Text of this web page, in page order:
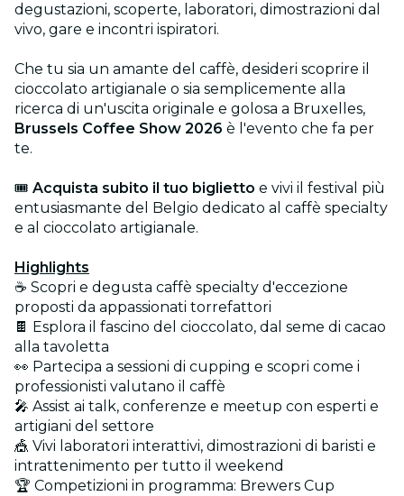
degustazioni, scoperte, laboratori, dimostrazioni dal
vivo, gare e incontri ispiratori.
Che tu sia un amante del caffè, desideri scoprire il
cioccolato artigianale o sia semplicemente alla
ricerca di un'uscita originale e golosa a Bruxelles,
Brussels Coffee Show 2026 è l'evento che fa per
te.
🎟️ Acquista subito il tuo biglietto e vivi il festival più
entusiasmante del Belgio dedicato al caffè specialty
e al cioccolato artigianale.
Highlights
☕ Scopri e degusta caffè specialty d'eccezione
proposti da appassionati torrefattori
🍫 Esplora il fascino del cioccolato, dal seme di cacao
alla tavoletta
👀 Partecipa a sessioni di cupping e scopri come i
professionisti valutano il caffè
🎤 Assist ai talk, conferenze e meetup con esperti e
artigiani del settore
🎪 Vivi laboratori interattivi, dimostrazioni di baristi e
intrattenimento per tutto il weekend
🏆 Competizioni in programma: Brewers Cup